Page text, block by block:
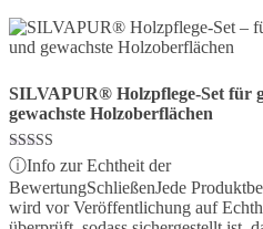
SILVAPUR® Holzpflege-Set für
gewachste Holzoberflächen
Bewertet mit
5.00
von 5
ⓘInfo zur Echtheit der
BewertungSchließenJede
wird vor Veröffentlichung auf